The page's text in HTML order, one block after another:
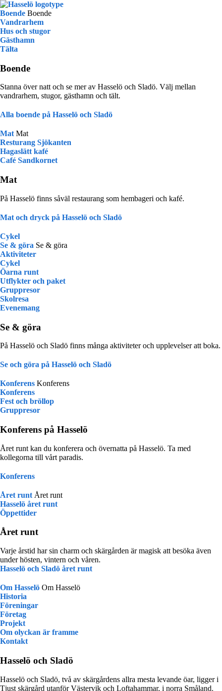
Skip
to
primary
navigation
Skip
to
main
content
Skip
to
primary
sidebar
Skip
to
footer
Boende Boende
Vandrarhem
Hus och stugor
Gästhamn
Tälta
Boende
Stanna över natt och se mer av Hasselö och Sladö. Välj mellan
vandrarhem, stugor, gästhamn och tält.
Alla boende på Hasselö och Sladö
Mat Mat
Resturang Sjökanten
Hagaslätt kafé
Café Sandkornet
Mat
På Hasselö finns såväl restaurang som hembageri och kafé.
Mat och dryck på Hasselö och Sladö
Cykel
Se & göra Se & göra
Aktiviteter
Cykel
Öarna runt
Utflykter och paket
Gruppresor
Skolresa
Evenemang
Se & göra
På Hasselö och Sladö finns många aktiviteter och upplevelser att boka.
Se och göra på Hasselö och Sladö
Konferens Konferens
Konferens
Fest och bröllop
Gruppresor
Konferens på Hasselö
Året runt kan du konferera och övernatta på Hasselö. Ta med
kollegorna till vårt paradis.
Konferens
Året runt Året runt
Hasselö året runt
Öppettider
Året runt
Varje årstid har sin charm och skärgården är magisk att besöka även
under hösten, vintern och våren.
Hasselö och Sladö året runt
Om Hasselö Om Hasselö
Historia
Föreningar
Företag
Projekt
Om olyckan är framme
Kontakt
Hasselö och Sladö
Hasselö och Sladö, två av skärgårdens allra mesta levande öar, ligger i
Tjust skärgård utanför Västervik och Loftahammar, i norra Småland.